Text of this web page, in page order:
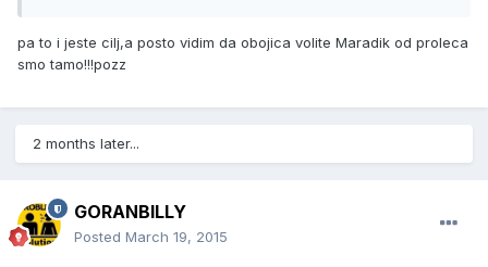
pa to i jeste cilj,a posto vidim da obojica volite Maradik od proleca
smo tamo!!!pozz
2 months later...
GORANBILLY
Posted March 19, 2015